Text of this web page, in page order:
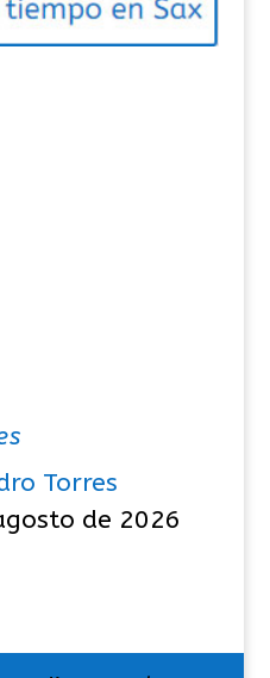
Torres
de 2026